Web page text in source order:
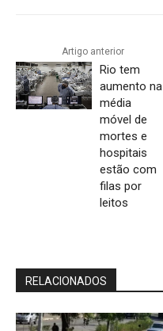
Artigo anterior
Rio tem
aumento na
média
móvel de
mortes e
hospitais
estão com
filas por
leitos
RELACIONADOS